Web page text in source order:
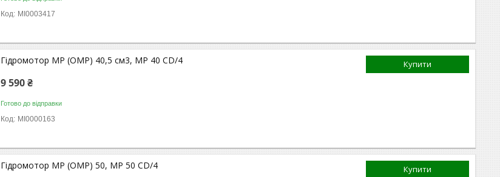
MI0003417
Купити
Гідромотор MP (OMP) 40,5 см3, MP 40 CD/4
9 590 ₴
Готово до відправки
MI0000163
Купити
Гідромотор MP (OMP) 50, MP 50 CD/4